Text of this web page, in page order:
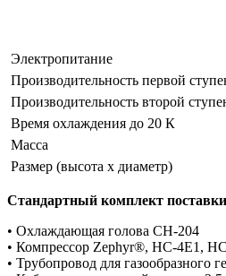
Электропитание
Производительность первой
Производительность второй
Время охлаждения до 20 К
Масса
Размер (высота х диаметр)
Стандартный комплект
• Охлаждающая голова CH-204
• Компрессор Zephyr®, HC-4E1,
• Трубопровод для газообразного